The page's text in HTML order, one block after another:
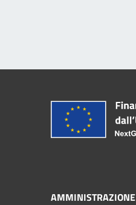
AMMINISTRAZIONE